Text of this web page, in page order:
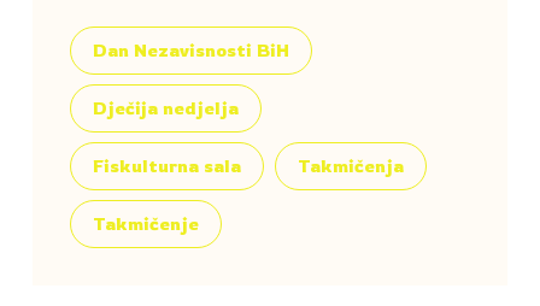
Dan Nezavisnosti BiH
Dječija nedjelja
Fiskulturna sala Takmičenja
Takmičenje